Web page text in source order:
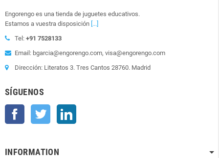
Engorengo es una tienda de juguetes educativos.
Estamos a vuestra disposición [...]
Tel: +91 7528133
Email: bgarcia@engorengo.com, visa@engorengo.com
Dirección: Literatos 3. Tres Cantos 28760. Madrid
SÍGUENOS
Facebook Twitter
INFORMATION